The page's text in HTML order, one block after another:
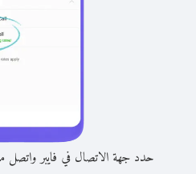
حدد جهة الاتصال في فايبر واتصل